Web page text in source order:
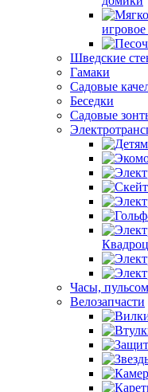
Шведские
Гамаки
Садовые
Беседки
Садовые
Часы,
Велозапчасти